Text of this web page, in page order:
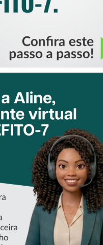
A ‘ALINE’,
VIRTUAL
CREFITO-7